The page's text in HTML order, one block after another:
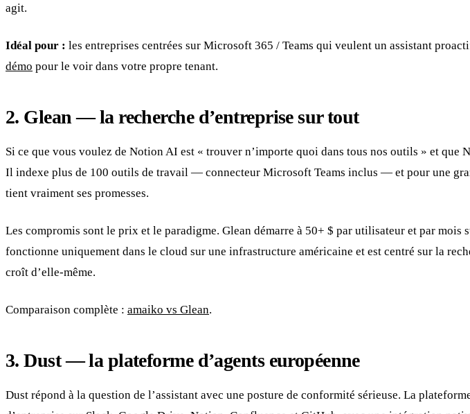
agit.
Idéal pour : les entreprises centrées sur Microsoft 365 / Teams qui veulent un assistant
démo pour le voir dans votre propre tenant.
2. Glean — la recherche d’entreprise sur tout
Si ce que vous voulez de Notion AI est « trouver n’importe quoi dans tous nos outils » et que
Il indexe plus de 100 outils de travail — connecteur Microsoft Teams inclus — et pour une
tient vraiment ses promesses.
Les compromis sont le prix et le paradigme. Glean démarre à 50+ $ par utilisateur et par
fonctionne uniquement dans le cloud sur une infrastructure américaine et est centré sur la
croît d’elle-même.
Comparaison complète : amaiko vs Glean.
3. Dust — la plateforme d’agents européenne
Dust répond à la question de l’assistant avec une posture de conformité sérieuse. La